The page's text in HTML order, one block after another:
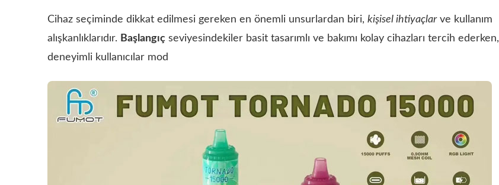
Cihaz seçiminde dikkat edilmesi gereken en önemli unsurlardan biri, kişisel ihtiyaçlarve kullanım
alışkanlıklarıdır. Başlangıç seviyesindekiler basit tasarımlı ve bakımı kolay cihazları tercih ederken,
deneyimli kullanıcılar mod